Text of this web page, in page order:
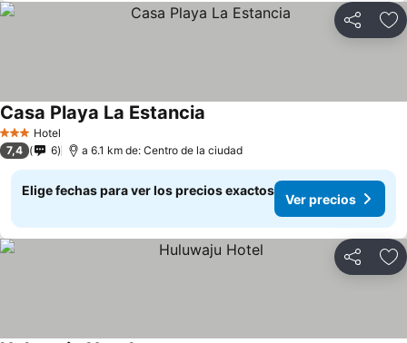
Compartir
3 Estrellas
Hotel
Casa Playa La Estancia
7,4 6 a 6.1 km de: Centro de la ciudad
Elige fechas para ver los precios exactos
Ver precios
Compartir